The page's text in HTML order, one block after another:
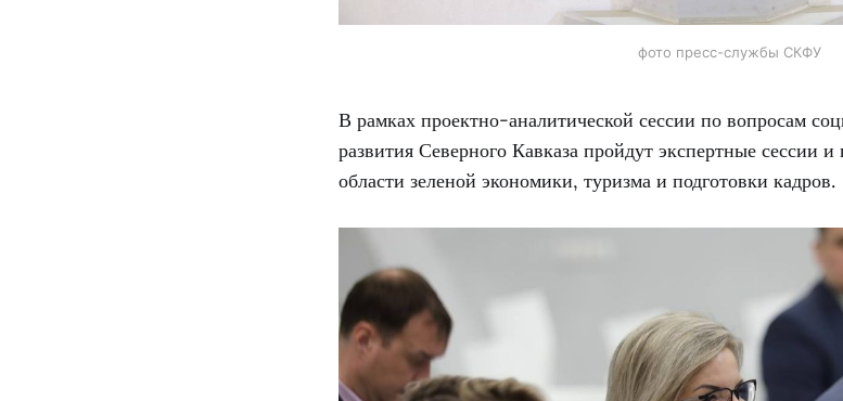
фото пресс-службы СКФУ
В рамках проектно-аналитической сессии по вопросам
развития Северного Кавказа пройдут экспертные сессии
области зеленой экономики, туризма и подготовки кадров.